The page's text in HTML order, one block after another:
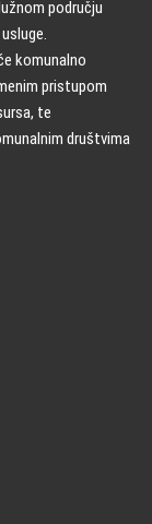
području
komunalno
pristupom
te
društvima